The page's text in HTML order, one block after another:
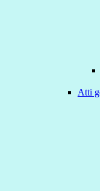
Atti